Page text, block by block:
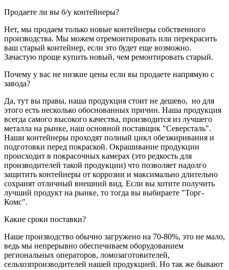
Продаете ли вы б/у контейнеры?
Нет, мы продаем только новые контейнеры собственного
производства. Мы можем отремонтировать или перекрасить
ваш старый контейнер, если это будет еще возможно.
Зачастую проще купить новый, чем ремонтировать старый.
Почему у вас не низкие цены если вы продаете напрямую с
завода?
Да, тут вы правы, наша продукция стоит не дешево, но для
этого есть несколько обоснованных причин. Наша продукция
всегда самого высокого качества, производится из лучшего
металла на рынке, наш основной поставщик "Северсталь".
Наши контейнеры проходят полный цикл обезжиривания и
подготовки перед покраской. Окрашивание продукции
происходит в покрасочных камерах (это редкость для
производителей такой продукции) что позволяет надолго
защитить контейнеры от коррозии и максимально длительно
сохранят отличный внешний вид. Если вы хотите получить
лучший продукт на рынке, то тогда вы выбираете "Торг-
Комс".
Какие сроки поставки?
Наше производство обычно загружено на 70-80%, это не мало,
ведь мы непрерывно обеспечиваем оборудованием
региональных операторов, ломозаготовителей,
сельхозпроизводителей нашей продукцией. Но так же бывают